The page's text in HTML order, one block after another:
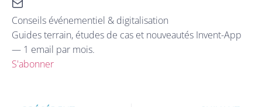
Conseils événementiel & digitalisation
Guides terrain, études de cas et nouveautés Invent-App
— 1 email par mois.
S'abonner